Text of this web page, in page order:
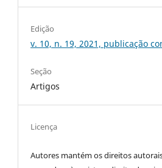
Edição
v. 10, n. 19, 2021, publicação
Seção
Artigos
Licença
Autores mantém os direitos